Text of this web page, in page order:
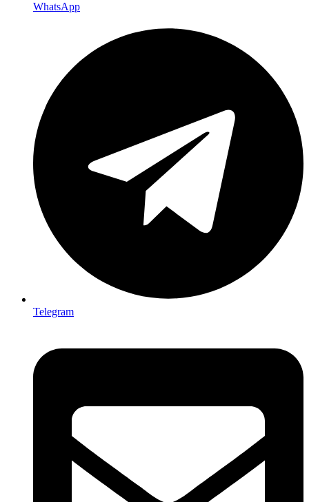
WhatsApp
Telegram